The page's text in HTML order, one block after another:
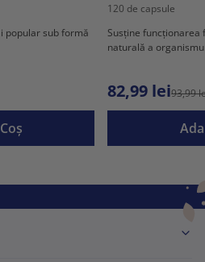
popular sub formă
120 de capsule
Susține
naturală a
82,99 lei93,99